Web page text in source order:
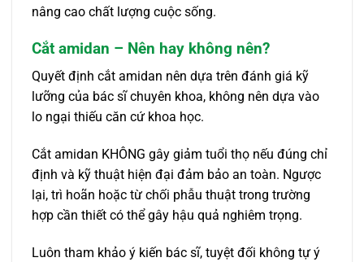
nâng cao chất lượng cuộc sống.
Cắt amidan – Nên hay không nên?
Quyết định cắt amidan nên dựa trên đánh giá kỹ
lưỡng của bác sĩ chuyên khoa, không nên dựa vào
lo ngại thiếu căn cứ khoa học.
Cắt amidan KHÔNG gây giảm tuổi thọ nếu đúng chỉ
định và kỹ thuật hiện đại đảm bảo an toàn. Ngược
lại, trì hoãn hoặc từ chối phẫu thuật trong trường
hợp cần thiết có thể gây hậu quả nghiêm trọng.
Luôn tham khảo ý kiến bác sĩ, tuyệt đối không tự ý